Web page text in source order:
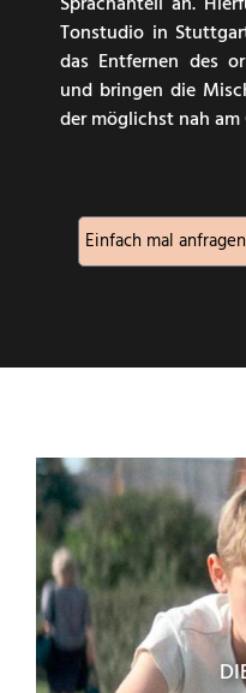
Tonstudio in
das Entfernen des
und bringen die
der möglichst nah
Einfach mal anfragen